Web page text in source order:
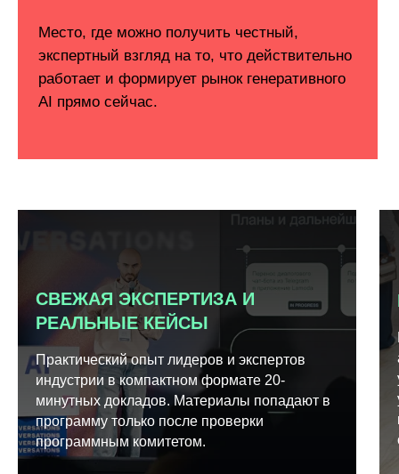
СВЕЖАЯ ЭКСПЕРТИЗА И
РЕАЛЬНЫЕ КЕЙСЫ
Практический опыт лидеров и экспертов
индустрии в компактном формате 20-
минутных докладов. Материалы попадают в
программу только после проверки
программным комитетом.